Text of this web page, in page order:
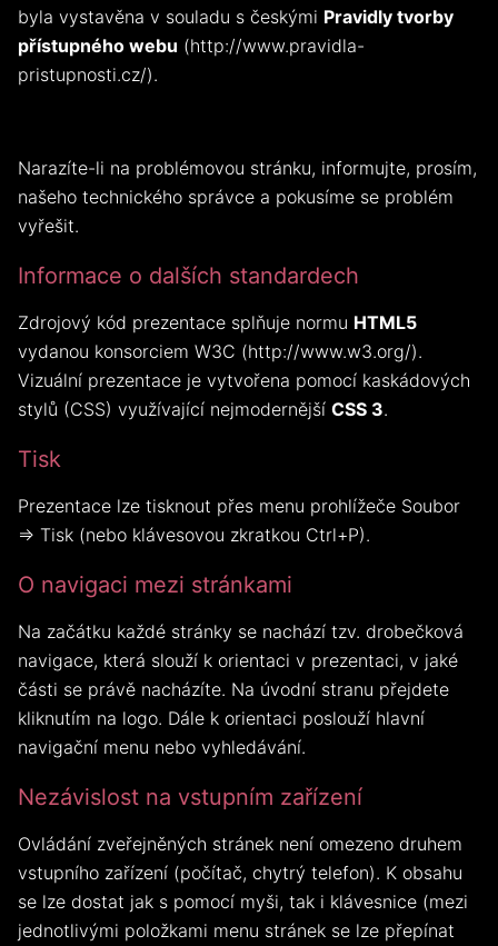
byla vystavěna v souladu s českými Pravidly tvorby
přístupného webu (http://www.pravidla-
pristupnosti.cz/).
Narazíte-li na problémovou stránku, informujte, prosím,
našeho technického správce a pokusíme se problém
vyřešit.
Informace o dalších standardech
Zdrojový kód prezentace splňuje normu HTML5
vydanou konsorciem W3C (http://www.w3.org/).
Vizuální prezentace je vytvořena pomocí kaskádových
stylů (CSS) využívající nejmodernější CSS 3.
Tisk
Prezentace lze tisknout přes menu prohlížeče Soubor
⇒ Tisk (nebo klávesovou zkratkou Ctrl+P).
O navigaci mezi stránkami
Na začátku každé stránky se nachází tzv. drobečková
navigace, která slouží k orientaci v prezentaci, v jaké
části se právě nacházíte. Na úvodní stranu přejdete
kliknutím na logo. Dále k orientaci poslouží hlavní
navigační menu nebo vyhledávání.
Nezávislost na vstupním zařízení
Ovládání zveřejněných stránek není omezeno druhem
vstupního zařízení (počítač, chytrý telefon). K obsahu
se lze dostat jak s pomocí myši, tak i klávesnice (mezi
jednotlivými položkami menu stránek se lze přepínat